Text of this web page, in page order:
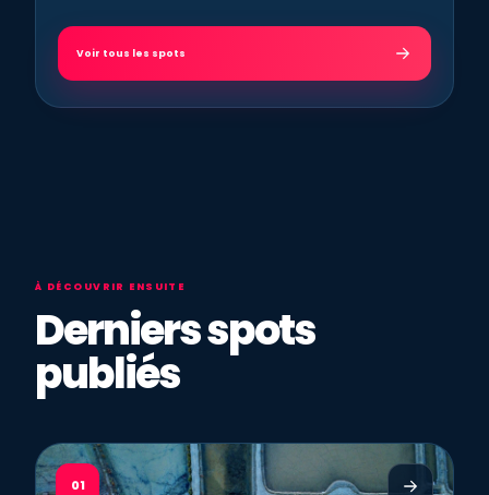
Voir tous les spots
À DÉCOUVRIR ENSUITE
Derniers spots
publiés
01